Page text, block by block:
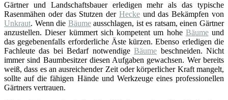
Gärtner und Landschaftsbauer erledigen mehr als das typische
Rasenmähen oder das Stutzen der Heckeund das Bekämpfen von
Unkraut. Wenn die Bäumeausschlagen, ist es ratsam, einen Gärtner
anzustellen. Dieser kümmert sich kompetent um hohe Bäumeund
das gegebenenfalls erforderliche Äste kürzen. Ebenso erledigen die
Fachleute das bei Bedarf notwendigeBäume beschneiden. Nicht
immer sind Baumbesitzer diesen Aufgaben gewachsen. Wer bereits
weiß, dass es an ausreichender Zeit oder körperlicher Kraft mangelt,
sollte auf die fähigen Hände und Werkzeuge eines professionellen
Gärtners vertrauen.